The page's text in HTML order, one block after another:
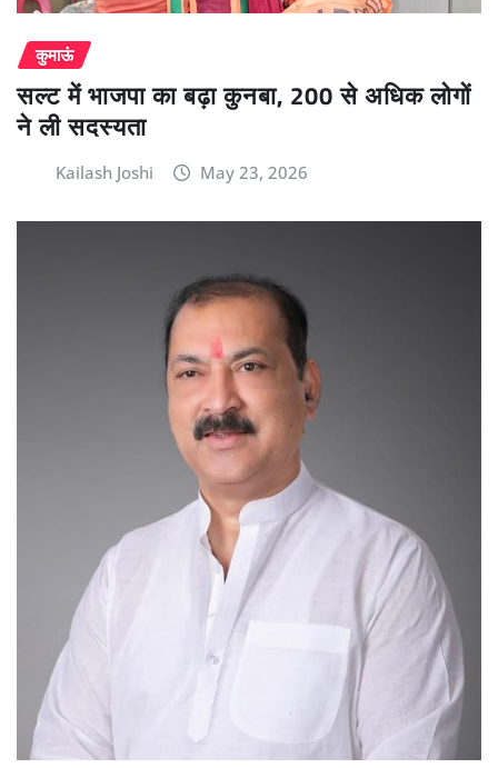
कुमाऊं
सल्ट में भाजपा का बढ़ा कुनबा, 200 से अधिक लोगों
ने ली सदस्यता
Kailash Joshi May 23, 2026